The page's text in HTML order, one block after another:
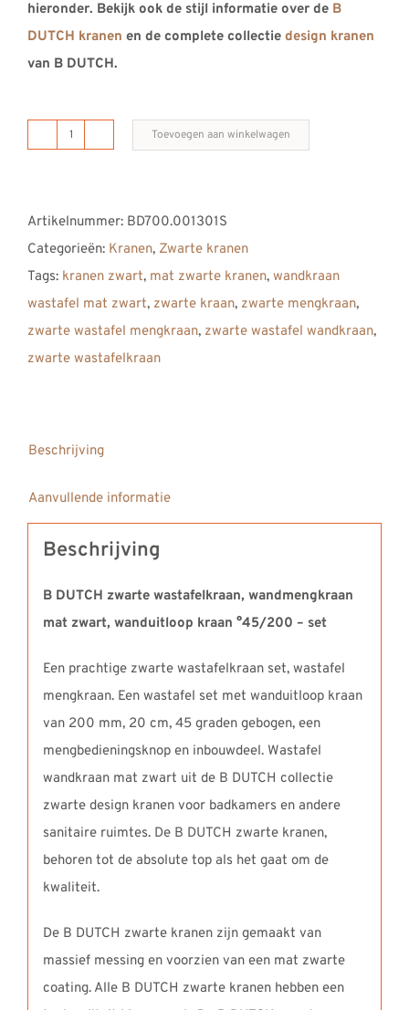
hieronder. Bekijk ook de stijl informatie over de B
DUTCH kranen en de complete collectie design kranen
van B DUTCH.
B
zwarte
wastafelkraan
inclusief
inbouwdeel,
wandmengkraan
mat
kraan
-
set
aantal
Toevoegen aan winkelwagen
Artikelnummer: BD700.001301S
Categorieën: Kranen, Zwarte kranen
Tags: kranen zwart, mat zwarte kranen, wandkraan
wastafel mat zwart, zwarte kraan, zwarte mengkraan,
zwarte wastafel mengkraan, zwarte wastafel wandkraan,
zwarte wastafelkraan
Beschrijving
Aanvullende informatie
Beschrijving
B DUTCH zwarte wastafelkraan, wandmengkraan
mat zwart, wanduitloop kraan °45/200 – set
Een prachtige zwarte wastafelkraan set, wastafel
mengkraan. Een wastafel set met wanduitloop kraan
van 200 mm, 20 cm, 45 graden gebogen, een
mengbedieningsknop en inbouwdeel. Wastafel
wandkraan mat zwart uit de B DUTCH collectie
zwarte design kranen voor badkamers en andere
sanitaire ruimtes. De B DUTCH zwarte kranen,
behoren tot de absolute top als het gaat om de
kwaliteit.
De B DUTCH zwarte kranen zijn gemaakt van
massief messing en voorzien van een mat zwarte
coating. Alle B DUTCH zwarte kranen hebben een